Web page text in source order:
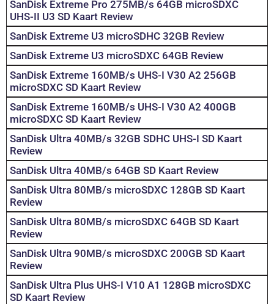
SanDisk Extreme Pro 275MB/s 64GB microSDXC
UHS-II U3 SD Kaart Review
SanDisk Extreme U3 microSDHC 32GB Review
SanDisk Extreme U3 microSDXC 64GB Review
SanDisk Extreme 160MB/s UHS-I V30 A2 256GB
microSDXC SD Kaart Review
SanDisk Extreme 160MB/s UHS-I V30 A2 400GB
microSDXC SD Kaart Review
SanDisk Ultra 40MB/s 32GB SDHC UHS-I SD Kaart
Review
SanDisk Ultra 40MB/s 64GB SD Kaart Review
SanDisk Ultra 80MB/s microSDXC 128GB SD Kaart
Review
SanDisk Ultra 80MB/s microSDXC 64GB SD Kaart
Review
SanDisk Ultra 90MB/s microSDXC 200GB SD Kaart
Review
SanDisk Ultra Plus UHS-I V10 A1 128GB microSDXC
SD Kaart Review